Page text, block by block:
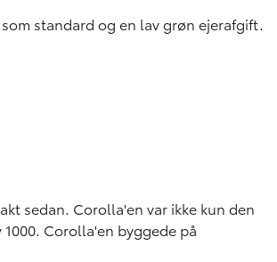
standard og en lav grøn ejerafgift.
sedan. Corolla'en var ikke kun den
Corolla'en byggede på